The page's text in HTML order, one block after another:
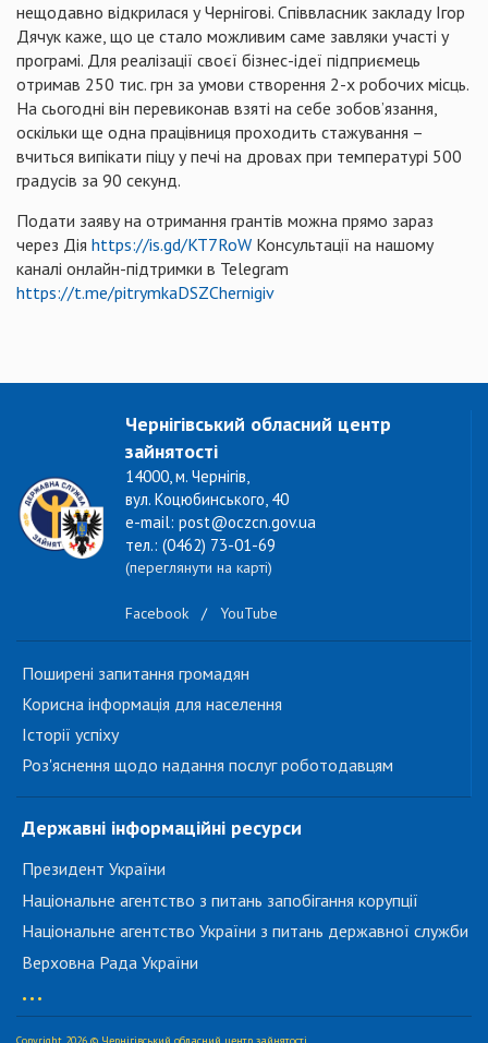
нещодавно відкрилася у Чернігові. Співвласник закладу Ігор
Дячук каже, що це стало можливим саме завляки участі у
програмі. Для реалізації своєї бізнес-ідеї підприємець
отримав 250 тис. грн за умови створення 2-х робочих місць.
На сьогодні він перевиконав взяті на себе зобов’язання,
оскільки ще одна працівниця проходить стажування –
вчиться випікати піцу у печі на дровах при температурі 500
градусів за 90 секунд.
Подати заяву на отримання грантів можна прямо зараз
через Дія https://is.gd/KT7RoW Консультації на нашому
каналі онлайн-підтримки в Telegram
https://t.me/pitrymkaDSZChernigiv
Чернігівський обласний центр
зайнятості
14000, м. Чернігів,
вул. Коцюбинського, 40
e-mail: post@oczcn.gov.ua
тел.: (0462) 73-01-69
(переглянути на карті)
Facebook / YouTube
Поширені запитання громадян
Корисна інформація для населення
Історії успіху
Роз'яснення щодо надання послуг роботодавцям
Державні інформаційні ресурси
Президент України
Національне агентство з питань запобігання корупції
Національне агентство України з питань державної служби
Верховна Рада України
...
Copyright 2026 © Чернігівський обласний центр зайнятості